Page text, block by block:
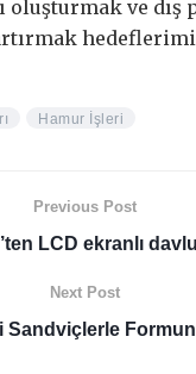
oluşturmak ve dış
Hamur İşleri
Previous Post
LCD ekranlı
Next Post
Sandviçlerle